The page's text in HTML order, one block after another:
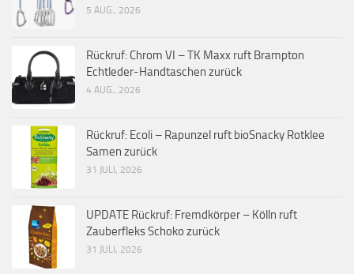
5 AUG., 2026
Rückruf: Chrom VI – TK Maxx ruft Brampton
Echtleder-Handtaschen zurück
4 AUG., 2026
Rückruf: Ecoli – Rapunzel ruft bioSnacky Rotklee
Samen zurück
31 JULI, 2026
UPDATE Rückruf: Fremdkörper – Kölln ruft
Zauberfleks Schoko zurück
31 JULI, 2026